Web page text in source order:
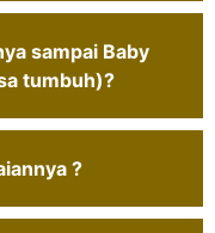
sampai Baby
tumbuh)?
?